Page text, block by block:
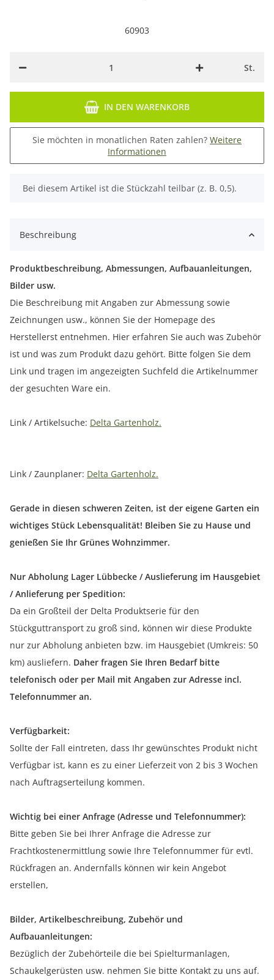
60903
St.
IN DEN WARENKORB
Sie möchten in monatlichen Raten zahlen? Weitere
Informationen
x
Bei diesem Artikel ist die Stückzahl teilbar (z. B. 0,5).
Beschreibung
Produktbeschreibung, Abmessungen, Aufbauanleitungen,
Bilder usw.
Die Beschreibung mit Angaben zur Abmessung sowie
Zeichnungen usw., können Sie der Homepage des
Herstellerst entnehmen. Hier erfahren Sie auch was Zubehör
ist und was zum Produkt dazu gehört. Bitte folgen Sie dem
Link und tragen im angezeigten Suchfeld die Artikelnummer
der gesuchten Ware ein.
Link / Artikelsuche: Delta Gartenholz.
Link / Zaunplaner: Delta Gartenholz.
Gerade in diesen schweren Zeiten, ist der eigene Garten ein
wichtiges Stück Lebensqualität! Bleiben Sie zu Hause und
genießen Sie Ihr Grünes Wohnzimmer.
Nur Abholung Lager Lübbecke / Auslieferung im Hausgebiet
/ Anlieferung per Spedition:
Da ein Großteil der Delta Produktserie für den
Stückguttransport zu groß sind, können wir diese Produkte
nur zur Abholung anbieten bzw. im Hausgebiet (Umkreis: 50
km) ausliefern. Daher fragen Sie Ihren Bedarf bitte
telefonisch oder per Mail mit Angaben zur Adresse incl.
Telefonnummer an.
Verfügbarkeit:
Sollte der Fall eintreten, dass Ihr gewünschtes Produkt nicht
Verfügbar ist, kann es zu einer Lieferzeit von 2 bis 3 Wochen
nach Auftragserteilung kommen.
Wichtig bei einer Anfrage (Adresse und Telefonnummer):
Bitte geben Sie bei Ihrer Anfrage die Adresse zur
Frachtkostenermittlung sowie Ihre Telefonnummer für evtl.
Rückfragen an. Andernfalls können wir kein Angebot
erstellen,
Bilder, Artikelbeschreibung, Zubehör und
Aufbauanleitungen:
Bezüglich der Zubehörteile die bei Spielturmanlagen,
Schaukelgerüsten usw. nehmen Sie bitte Kontakt zu uns auf.